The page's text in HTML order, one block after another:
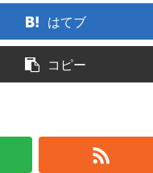
はてブ
コピー